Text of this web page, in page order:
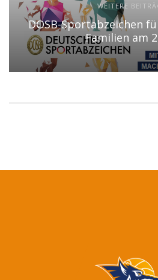
WEITERE
DOSB-Sportabzeichen
Familien am